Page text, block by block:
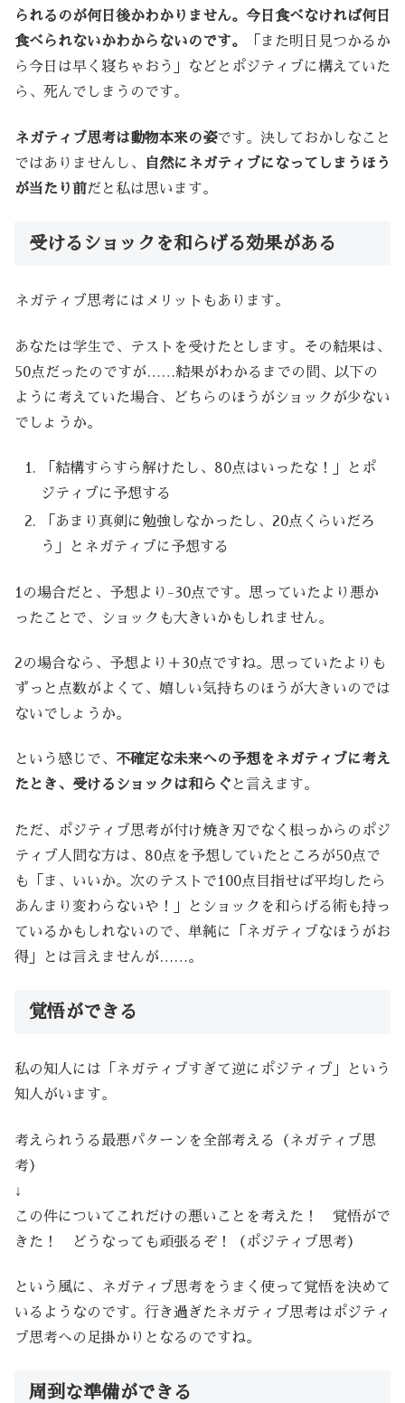
られるのが何日後かわかりません。今日食べなければ何日
食べられないかわからないのです。
「また明日見つかるか
ら今日は早く寝ちゃおう」などとポジティブに構えていた
ら、死んでしまうのです。
ネガティブ思考は動物本来の姿です。決しておかしなこと
ではありませんし、
自然にネガティブになってしまうほう
が当たり前だと私は思います。
受けるショックを和らげる効果がある
ネガティブ思考にはメリットもあります。
あなたは学生で、テストを受けたとします。その結果は、
50点だったのですが……結果がわかるまでの間、以下の
ように考えていた場合、どちらのほうがショックが少ない
でしょうか。
「結構すらすら解けたし、80点はいったな！」とポ
ジティブに予想する
「あまり真剣に勉強しなかったし、20点くらいだろ
う」とネガティブに予想する
1の場合だと、予想より-30点です。思っていたより悪か
ったことで、ショックも大きいかもしれません。
2の場合なら、予想より＋30点ですね。思っていたよりも
ずっと点数がよくて、嬉しい気持ちのほうが大きいのでは
ないでしょうか。
という感じで、 不確定な未来への予想をネガティブに考え
たとき、受けるショックは和らぐ と言えます。
ただ、ポジティブ思考が付け焼き刃でなく根っからのポジ
ティブ人間な方は、80点を予想していたところが50点で
も「ま、いいか。次のテストで100点目指せば平均したら
あんまり変わらないや！」とショックを和らげる術も持っ
ているかもしれないので、単純に「ネガティブなほうがお
得」とは言えませんが……。
覚悟ができる
私の知人には「ネガティブすぎて逆にポジティブ」という
知人がいます。
考えられうる最悪パターンを全部考える（ネガティブ思
考）
↓
この件についてこれだけの悪いことを考えた！ 覚悟がで
きた！ どうなっても頑張るぞ！（ポジティブ思考）
という風に、ネガティブ思考をうまく使って覚悟を決めて
いるようなのです。行き過ぎたネガティブ思考はポジティ
ブ思考への足掛かりとなるのですね。
周到な準備ができる